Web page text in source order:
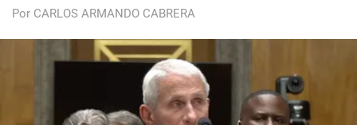
Por CARLOS ARMANDO CABRERA